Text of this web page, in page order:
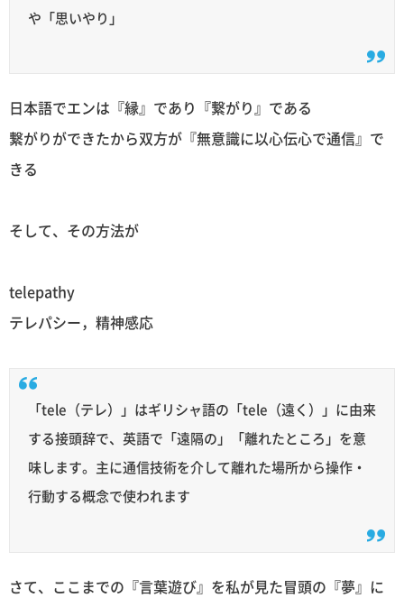
や「思いやり」
日本語でエンは『縁』であり『繋がり』である
繋がりができたから双方が『無意識に以心伝心で通信』で
きる
そして、その方法が
telepathy
テレパシー，精神感応
「tele（テレ）」はギリシャ語の「tele（遠く）」に由来
する接頭辞で、英語で「遠隔の」「離れたところ」を意
味します。主に通信技術を介して離れた場所から操作・
行動する概念で使われます
さて、ここまでの『言葉遊び』を私が見た冒頭の『夢』に